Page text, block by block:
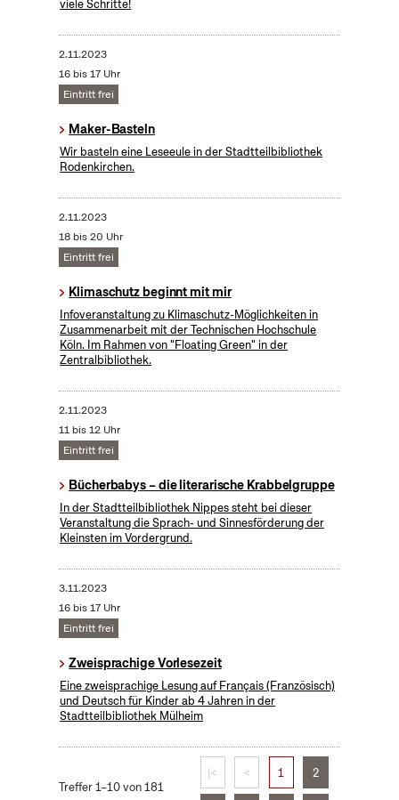
viele Schritte!
2.11.2023
16 bis 17 Uhr
Eintritt frei
Maker-Basteln
Wir basteln eine Leseeule in der Stadtteilbibliothek
Rodenkirchen.
2.11.2023
18 bis 20 Uhr
Eintritt frei
Klimaschutz beginnt mit mir
Infoveranstaltung zu Klimaschutz-Möglichkeiten in
Zusammenarbeit mit der Technischen Hochschule
Köln. Im Rahmen von "Floating Green" in der
Zentralbibliothek.
2.11.2023
11 bis 12 Uhr
Eintritt frei
Bücherbabys – die literarische Krabbelgruppe
In der Stadtteilbibliothek Nippes steht bei dieser
Veranstaltung die Sprach- und Sinnesförderung der
Kleinsten im Vordergrund.
3.11.2023
16 bis 17 Uhr
Eintritt frei
Zweisprachige Vorlesezeit
Eine zweisprachige Lesung auf Français (Französisch)
und Deutsch für Kinder ab 4 Jahren in der
Stadtteilbibliothek Mülheim
Treffer 1–10 von 181
|< < 1 2